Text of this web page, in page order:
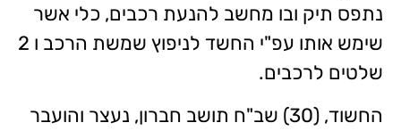
נתפס תיק ובו מחשב להנעת רכבים, כלי אשר
שימש אותו עפ"י החשד לניפוץ שמשת הרכב ו 2
שלטים לרכבים.
החשוד, (30) שב"ח תושב חברון, נעצר והועבר